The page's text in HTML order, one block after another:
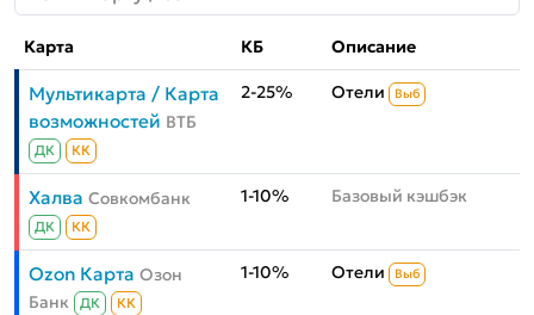
Карта КБ Описание
Мультикарта / Карта
возможностей ВТБ
ДК КК
2-25% Отели Выб
Халва Совкомбанк
ДК КК
1-10% Базовый кэшбэк
Ozon Карта Озон
Банк
ДК КК
1-10% Отели Выб